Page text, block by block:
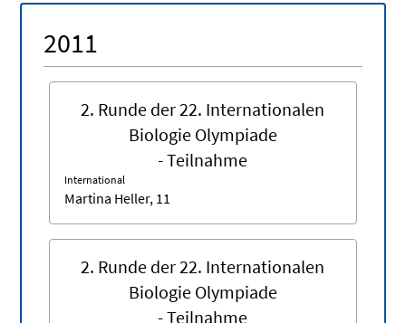
2011
2. Runde der 22. Internationalen
Biologie Olympiade
- Teilnahme
International
Martina Heller, 11
2. Runde der 22. Internationalen
Biologie Olympiade
- Teilnahme